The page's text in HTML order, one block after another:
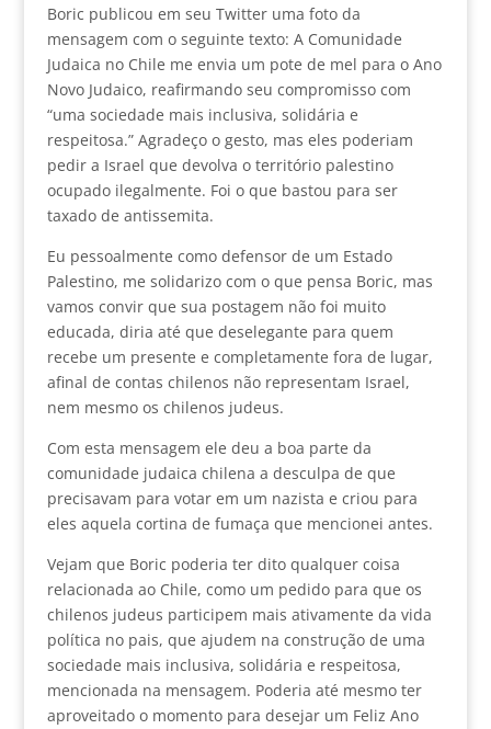
Boric publicou em seu Twitter uma foto da
mensagem com o seguinte texto: A Comunidade
Judaica no Chile me envia um pote de mel para o Ano
Novo Judaico, reafirmando seu compromisso com
“uma sociedade mais inclusiva, solidária e
respeitosa.” Agradeço o gesto, mas eles poderiam
pedir a Israel que devolva o território palestino
ocupado ilegalmente. Foi o que bastou para ser
taxado de antissemita.
Eu pessoalmente como defensor de um Estado
Palestino, me solidarizo com o que pensa Boric, mas
vamos convir que sua postagem não foi muito
educada, diria até que deselegante para quem
recebe um presente e completamente fora de lugar,
afinal de contas chilenos não representam Israel,
nem mesmo os chilenos judeus.
Com esta mensagem ele deu a boa parte da
comunidade judaica chilena a desculpa de que
precisavam para votar em um nazista e criou para
eles aquela cortina de fumaça que mencionei antes.
Vejam que Boric poderia ter dito qualquer coisa
relacionada ao Chile, como um pedido para que os
chilenos judeus participem mais ativamente da vida
política no pais, que ajudem na construção de uma
sociedade mais inclusiva, solidária e respeitosa,
mencionada na mensagem. Poderia até mesmo ter
aproveitado o momento para desejar um Feliz Ano